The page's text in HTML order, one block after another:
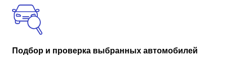
Подбор и проверка выбранных автомобилей